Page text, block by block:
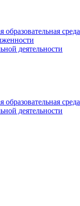
среда
деятельности
среда
деятельности